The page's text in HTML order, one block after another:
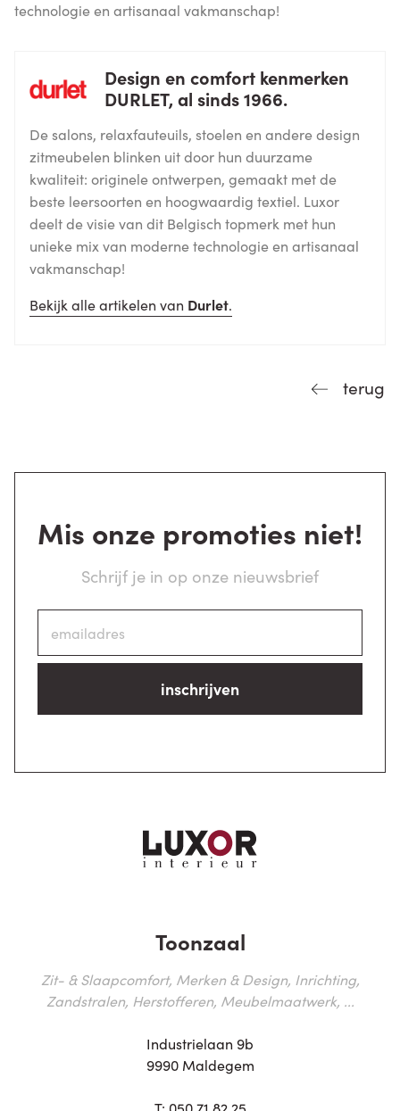
technologie en artisanaal vakmanschap!
Design en comfort kenmerken
DURLET, al sinds 1966.
De salons, relaxfauteuils, stoelen en andere design
zitmeubelen blinken uit door hun duurzame
kwaliteit: originele ontwerpen, gemaakt met de
beste leersoorten en hoogwaardig textiel. Luxor
deelt de visie van dit Belgisch topmerk met hun
unieke mix van moderne technologie en artisanaal
vakmanschap!
Bekijk alle artikelen van Durlet.
terug
Mis onze promoties niet!
Schrijf je in op onze nieuwsbrief
inschrijven
Toonzaal
Zit- & Slaapcomfort, Merken & Design, Inrichting,
Zandstralen, Herstofferen, Meubelmaatwerk, ...
Industrielaan 9b
9990 Maldegem